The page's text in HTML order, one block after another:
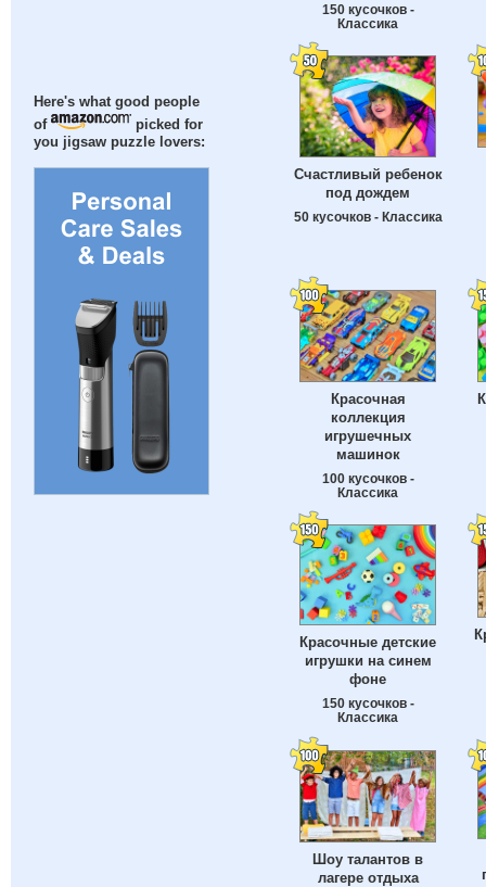
Here's what good people
of
picked for
you jigsaw puzzle lovers:
150 кусочков -
Классика
Счастливый ребенок
под дождем
50 кусочков - Классика
Красочная
коллекция
игрушечных
машинок
100 кусочков -
Классика
Красочные детские
игрушки на синем
фоне
150 кусочков -
Классика
Шоу талантов в
лагере отдыха